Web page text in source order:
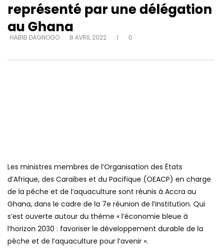
représenté par une délégation
au Ghana
HABIB DAGNOGO 8 AVRIL 2022 1 0
Les ministres membres de l’Organisation des États
d’Afrique, des Caraïbes et du Pacifique (OEACP) en charge
de la pêche et de l’aquaculture sont réunis à Accra au
Ghana, dans le cadre de la 7e réunion de l’institution. Qui
s’est ouverte autour du thème « l’économie bleue à
l’horizon 2030 : favoriser le développement durable de la
pêche et de l’aquaculture pour l’avenir ».